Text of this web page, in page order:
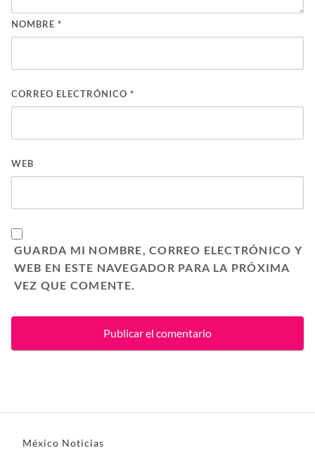
NOMBRE *
CORREO ELECTRÓNICO *
WEB
GUARDA MI NOMBRE, CORREO ELECTRÓNICO Y
WEB EN ESTE NAVEGADOR PARA LA PRÓXIMA
VEZ QUE COMENTE.
México Noticias